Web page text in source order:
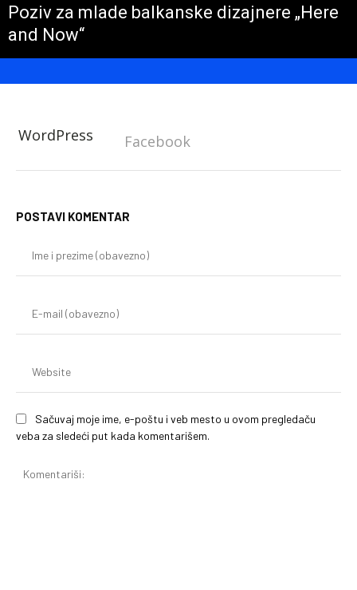
Poziv za mlade balkanske dizajnere „Here
and Now“
WordPress Facebook
POSTAVI KOMENTAR
Sačuvaj moje ime, e-poštu i veb mesto u ovom pregledaču
veba za sledeći put kada komentarišem.